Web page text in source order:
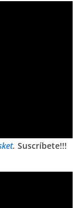
. Suscríbete!!!